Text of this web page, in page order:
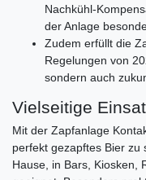
Nachkühl-
der Anlage
Zudem erfüllt die
Regelungen von
sondern auch
Vielseitige
Mit der Zapfanlage
perfekt gezapftes Bier zu
Hause, in Bars, Kiosken,